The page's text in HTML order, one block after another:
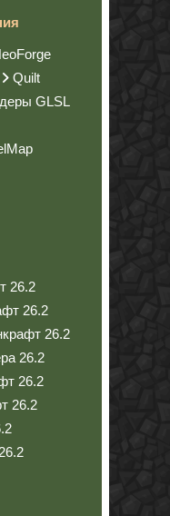
Quilt
GLSL
26.2
26.2
26.2
26.2
26.2
26.2